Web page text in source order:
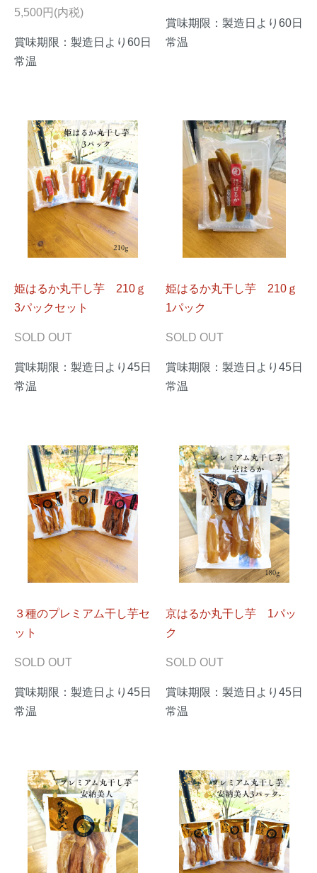
5,500円(内税)
賞味期限：製造日より60日
常温
賞味期限：製造日より60日
常温
姫はるか丸干し芋 210ｇ
3パックセット
SOLD OUT
賞味期限：製造日より45日
常温
姫はるか丸干し芋 210ｇ
1パック
SOLD OUT
賞味期限：製造日より45日
常温
３種のプレミアム干し芋セ
ット
SOLD OUT
賞味期限：製造日より45日
常温
京はるか丸干し芋 1パッ
ク
SOLD OUT
賞味期限：製造日より45日
常温